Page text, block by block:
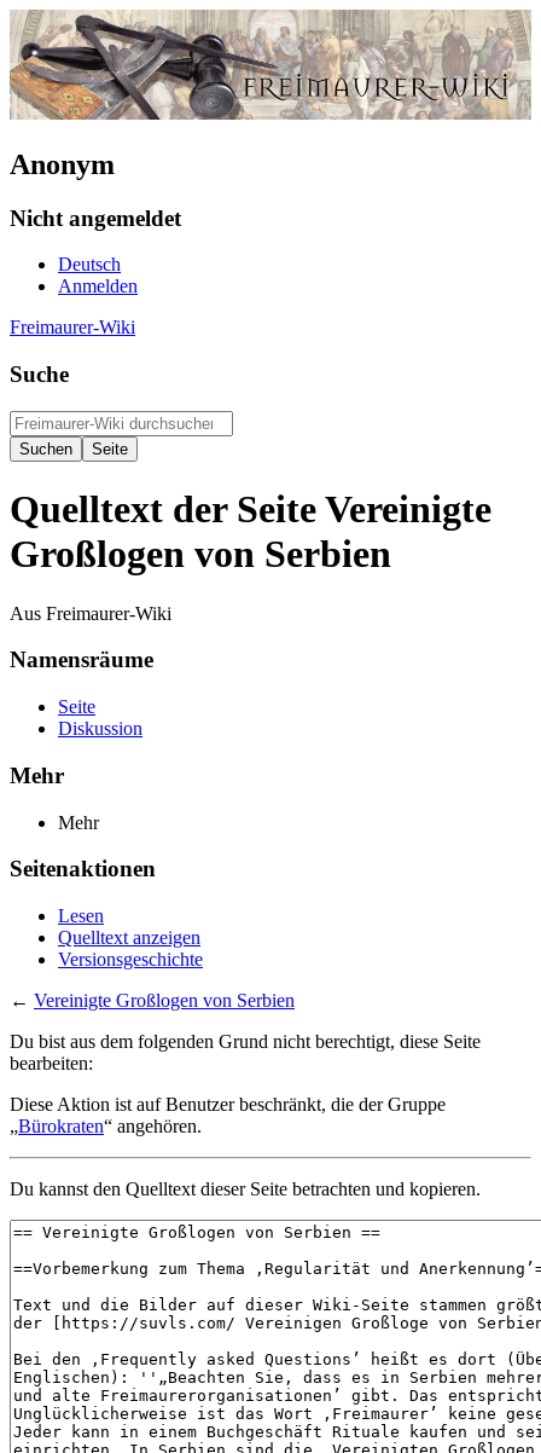
Anonym
Nicht angemeldet
Deutsch
Anmelden
Freimaurer-Wiki
Suche
Quelltext der Seite Vereinigte
Großlogen von Serbien
Aus Freimaurer-Wiki
Namensräume
Seite
Diskussion
Mehr
Mehr
Seitenaktionen
Lesen
Quelltext anzeigen
Versionsgeschichte
← Vereinigte Großlogen von Serbien
Du bist aus dem folgenden Grund nicht berechtigt, diese Seite
bearbeiten:
Diese Aktion ist auf Benutzer beschränkt, die der Gruppe
„Bürokraten“ angehören.
Du kannst den Quelltext dieser Seite betrachten und kopieren.